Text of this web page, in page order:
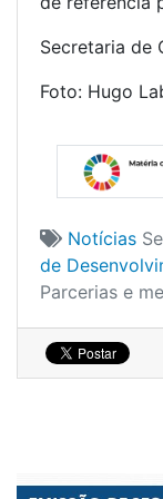
Secretaria de
Foto: Hugo
Notícias
de
Parcerias e